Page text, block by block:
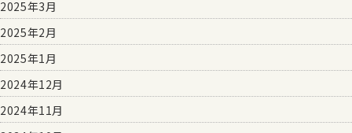
2025年3月
2025年2月
2025年1月
2024年12月
2024年11月